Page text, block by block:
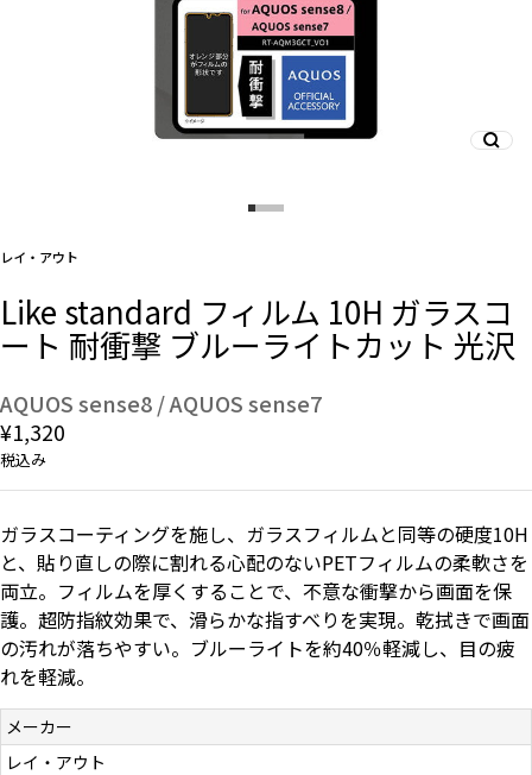
事業内容
会社概要
お知らせ
よくある質問
お問い合わせ（一般の皆様）
お問い合わせ（企業様）
プライバシーポリシー
レイ・アウト
Like standard フィルム 10H ガラスコ
ート 耐衝撃 ブルーライトカット 光沢
AQUOS sense8 / AQUOS sense7
¥1,320
税込み
ガラスコーティングを施し、ガラスフィルムと同等の硬度10H
と、貼り直しの際に割れる心配のないPETフィルムの柔軟さを
両立。フィルムを厚くすることで、不意な衝撃から画面を保
護。超防指紋効果で、滑らかな指すべりを実現。乾拭きで画面
の汚れが落ちやすい。ブルーライトを約40％軽減し、目の疲
れを軽減。
メーカー
レイ・アウト